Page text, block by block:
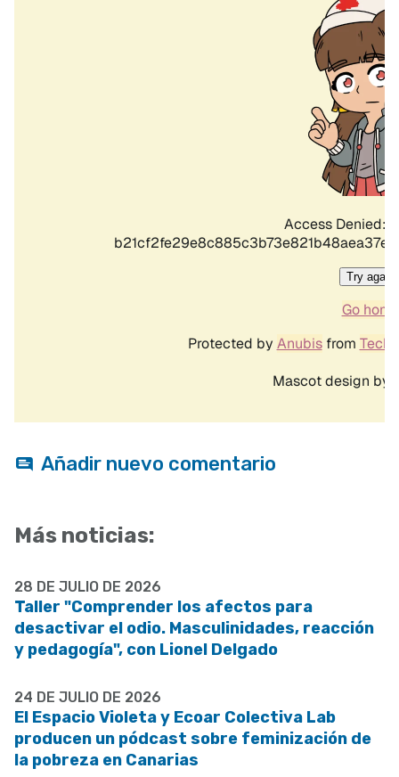
Añadir nuevo comentario
Más noticias:
28 DE JULIO DE 2026
Taller "Comprender los afectos para
desactivar el odio. Masculinidades, reacción
y pedagogía", con Lionel Delgado
24 DE JULIO DE 2026
El Espacio Violeta y Ecoar Colectiva Lab
producen un pódcast sobre feminización de
la pobreza en Canarias